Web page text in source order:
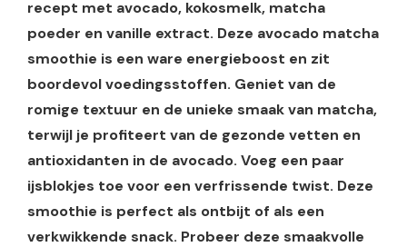
recept met avocado, kokosmelk, matcha
poeder en vanille extract. Deze avocado matcha
smoothie is een ware energieboost en zit
boordevol voedingsstoffen. Geniet van de
romige textuur en de unieke smaak van matcha,
terwijl je profiteert van de gezonde vetten en
antioxidanten in de avocado. Voeg een paar
ijsblokjes toe voor een verfrissende twist. Deze
smoothie is perfect als ontbijt of als een
verkwikkende snack. Probeer deze smaakvolle